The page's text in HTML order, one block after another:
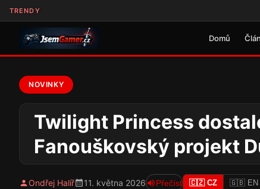
TRENDY
Domů
NOVINKY
Twilight Princess
Fanouškovský projekt
Ondřej Halíř 11. května 2026 Přečíst 🇨🇿 CZ 🇬🇧 EN